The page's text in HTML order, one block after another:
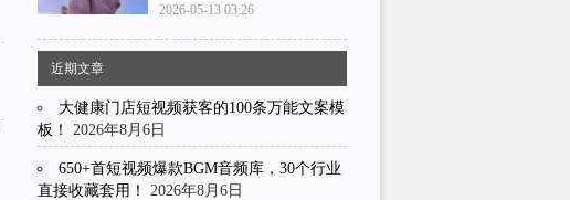
2026-05-13 03:26
近期文章
大健康门店短视频获客的100条万能文案模
板！
2026年8月6日
650+首短视频爆款BGM音频库，30个行业
直接收藏套用！
2026年8月6日